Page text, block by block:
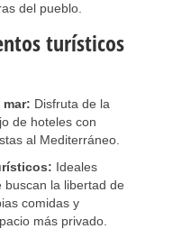
del pueblo.
turísticos
Disfruta de la
de hoteles con
al Mediterráneo.
Ideales
buscan la libertad de
comidas y
más privado.